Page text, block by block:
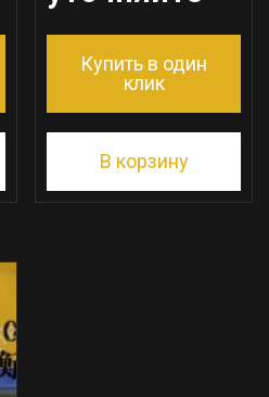
Купить в один
клик
В корзину